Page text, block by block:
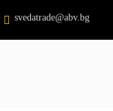
svedatrade@abv.bg